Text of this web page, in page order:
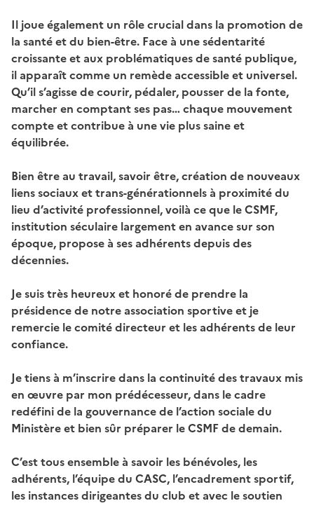
Il joue également un rôle crucial dans la promotion de
la santé et du bien-être. Face à une sédentarité
croissante et aux problématiques de santé publique,
il apparaît comme un remède accessible et universel.
Qu’il s’agisse de courir, pédaler, pousser de la fonte,
marcher en comptant ses pas… chaque mouvement
compte et contribue à une vie plus saine et
équilibrée.
Bien être au travail, savoir être, création de nouveaux
liens sociaux et trans-générationnels à proximité du
lieu d’activité professionnel, voilà ce que le CSMF,
institution séculaire largement en avance sur son
époque, propose à ses adhérents depuis des
décennies.
Je suis très heureux et honoré de prendre la
présidence de notre association sportive et je
remercie le comité directeur et les adhérents de leur
confiance.
Je tiens à m’inscrire dans la continuité des travaux mis
en œuvre par mon prédécesseur, dans le cadre
redéfini de la gouvernance de l’action sociale du
Ministère et bien sûr préparer le CSMF de demain.
C’est tous ensemble à savoir les bénévoles, les
adhérents, l’équipe du CASC, l’encadrement sportif,
les instances dirigeantes du club et avec le soutien